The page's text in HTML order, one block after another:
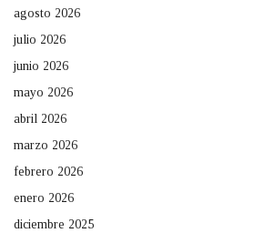
agosto 2026
julio 2026
junio 2026
mayo 2026
abril 2026
marzo 2026
febrero 2026
enero 2026
diciembre 2025